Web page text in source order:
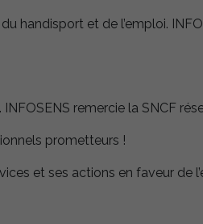
handisport et de l’emploi.
remercie la SNCF
prometteurs !
et ses actions en faveur